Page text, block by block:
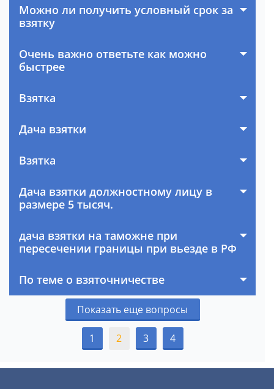
Можно ли получить условный срок за
взятку
Очень важно ответьте как можно
быстрее
Взятка
Дача взятки
Взятка
Дача взятки должностному лицу в
размере 5 тысяч.
дача взятки на таможне при
пересечении границы при вьезде в РФ
По теме о взяточничестве
Показать еще вопросы
1 2 3 4